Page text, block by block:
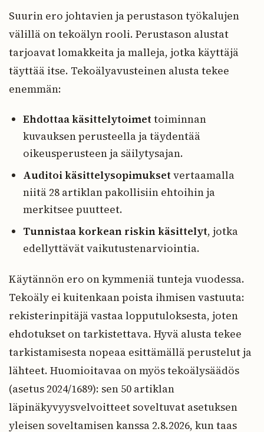
Suurin ero johtavien ja perustason työkalujen
välillä on tekoälyn rooli. Perustason alustat
tarjoavat lomakkeita ja malleja, jotka käyttäjä
täyttää itse. Tekoälyavusteinen alusta tekee
enemmän:
Ehdottaa käsittelytoimet toiminnan
kuvauksen perusteella ja täydentää
oikeusperusteen ja säilytysajan.
Auditoi käsittelysopimukset vertaamalla
niitä 28 artiklan pakollisiin ehtoihin ja
merkitsee puutteet.
Tunnistaa korkean riskin käsittelyt, jotka
edellyttävät vaikutustenarviointia.
Käytännön ero on kymmeniä tunteja vuodessa.
Tekoäly ei kuitenkaan poista ihmisen vastuuta:
rekisterinpitäjä vastaa lopputuloksesta, joten
ehdotukset on tarkistettava. Hyvä alusta tekee
tarkistamisesta nopeaa esittämällä perustelut ja
lähteet. Huomioitavaa on myös tekoälysäädös
(asetus 2024/1689): sen 50 artiklan
läpinäkyvyysvelvoitteet soveltuvat asetuksen
yleisen soveltamisen kanssa 2.8.2026, kun taas